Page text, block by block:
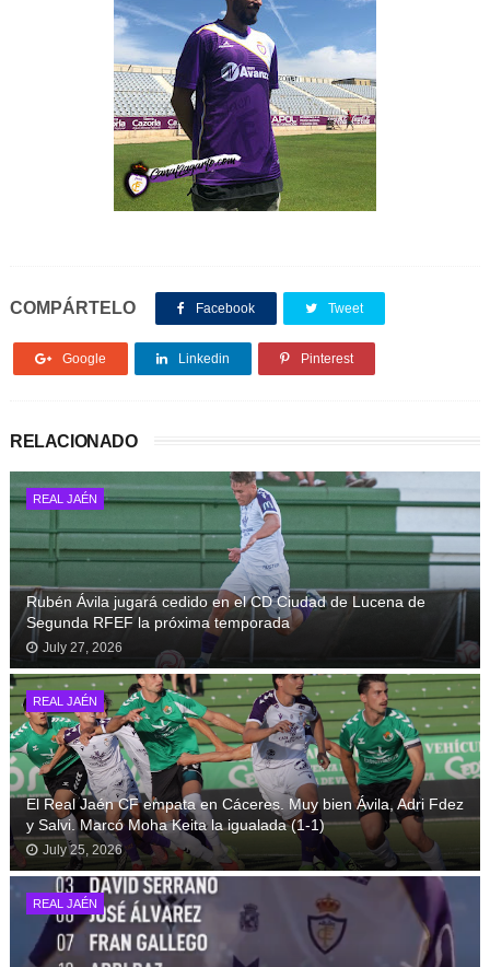
COMPÁRTELO Facebook Tweet
Google Linkedin Pinterest
RELACIONADO
REAL JAÉN
Rubén Ávila jugará cedido en el CD Ciudad de Lucena de
Segunda RFEF la próxima temporada
July 27, 2026
REAL JAÉN
El Real Jaén CF empata en Cáceres. Muy bien Ávila, Adri Fdez
y Salvi. Marcó Moha Keita la igualada (1-1)
July 25, 2026
REAL JAÉN